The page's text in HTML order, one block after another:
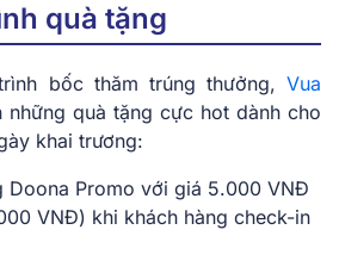
quà tặng
bốc thăm trúng thưởng, Vua
những quà tặng cực hot dành cho
khai trương:
Doona Promo với giá 5.000 VNĐ
VNĐ) khi khách hàng check-in